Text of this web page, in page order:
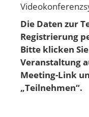
Die Daten zur
Registrierung
Bitte klicken
Veranstaltung
Meeting-Link
„Teilnehmen“.